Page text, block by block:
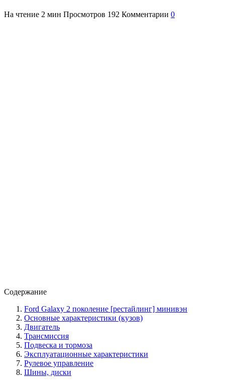
На чтение 2 мин Просмотров 192 Комментарии 0
Содержание
Ford Galaxy 2 поколение [рестайлинг] минивэн
Основные характеристики (кузов)
Двигатель
Трансмиссия
Подвеска и тормоза
Эксплуатационные характеристики
Рулевое управление
Шины, диски